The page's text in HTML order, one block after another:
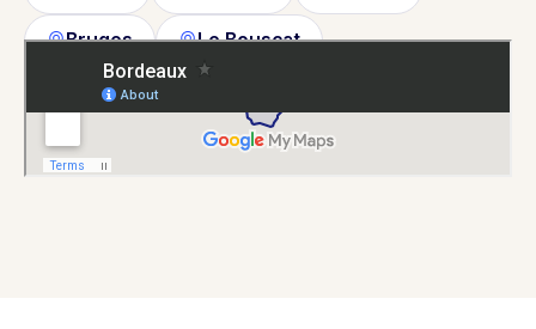
Bruges Le Bouscat